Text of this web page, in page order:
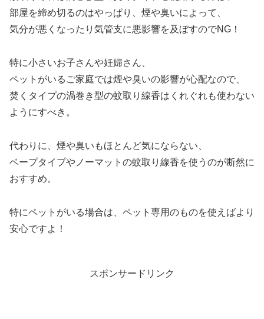
部屋を締め切るのはやっぱり、煙や臭いによって、
気分が悪くなったり気管支に悪影響を及ぼすのでNG！
特に小さいお子さんや妊婦さん、
ペットがいるご家庭では煙や臭いの影響が心配なので、
焚くタイプの渦巻き型の蚊取り線香はくれぐれも使わない
ようにすべき。
代わりに、煙や臭いもほとんど気にならない、
ベープタイプやノーマットの蚊取り線香を使うのが断然に
おすすめ。
特にペットがいる場合は、ペット専用のものを使えばより
安心ですよ！
スポンサードリンク